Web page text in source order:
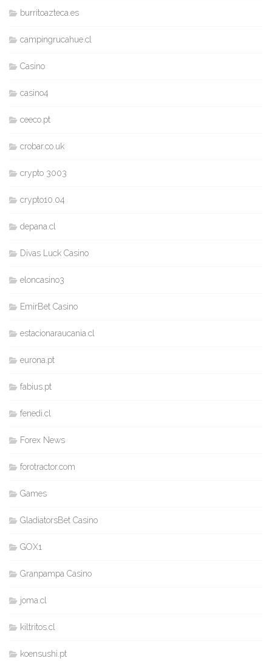
burritoazteca.es
campingrucahue.cl
Casino
casino4
ceeco.pt
crobar.co.uk
crypto 3003
crypto10.04
depana.cl
Divas Luck Casino
eloncasino3
EmirBet Casino
estacionaraucania.cl
eurona.pt
fabius.pt
fenedi.cl
Forex News
forotractor.com
Games
GladiatorsBet Casino
GOX1
Granpampa Casino
joma.cl
kiltritos.cl
koensushi.pt